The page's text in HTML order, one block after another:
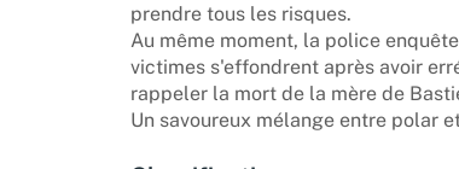
prendre tous les risques.
Au même moment, la police
victimes s'effondrent après avoir
rappeler la mort de la mère de
Un savoureux mélange entre polar